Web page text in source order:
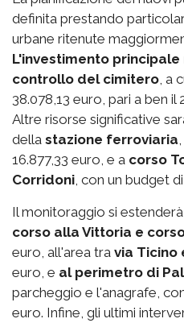
definita prestando
urbane ritenute
L'investimento
controllo del cimitero , a
38.078,13 euro, pari a ben
Altre risorse significative
della stazione ferroviaria
16.877,33 euro, e a corso
Corridoni , con un budget
Il monitoraggio si
corso alla Vittoria e
euro, all'area tra via Ticino
euro, e al perimetro di
parcheggio e l'anagrafe,
euro. Infine, gli ultimi